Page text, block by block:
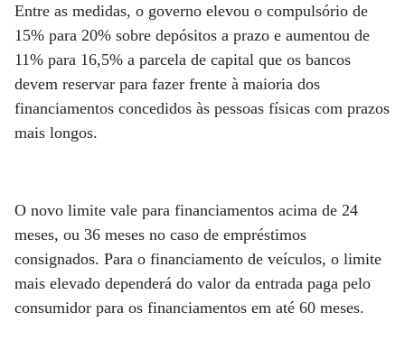
Entre as medidas, o governo elevou o compulsório de
15% para 20% sobre depósitos a prazo e aumentou de
11% para 16,5% a parcela de capital que os bancos
devem reservar para fazer frente à maioria dos
financiamentos concedidos às pessoas físicas com prazos
mais longos.
O novo limite vale para financiamentos acima de 24
meses, ou 36 meses no caso de empréstimos
consignados. Para o financiamento de veículos, o limite
mais elevado dependerá do valor da entrada paga pelo
consumidor para os financiamentos em até 60 meses.